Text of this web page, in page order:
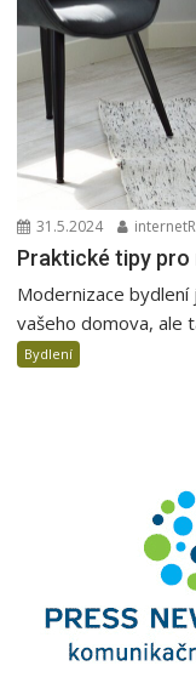
31.5.2024
Praktické tipy
Modernizace bydlení
vašeho domova, ale
Bydlení